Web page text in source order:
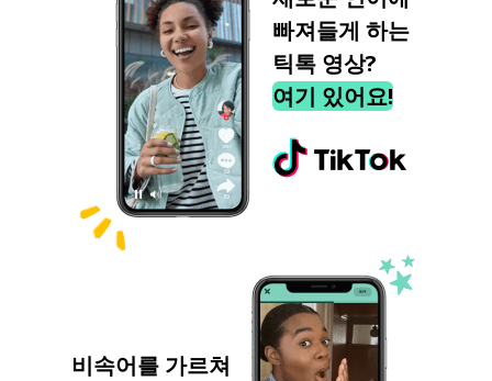
빠져들게 하는
틱톡 영상?
여기 있어요!
비속어를 가르쳐